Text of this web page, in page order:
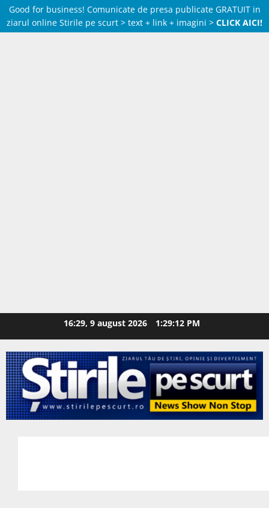
Good for business! Comunicate de presa publicate GRATUIT in
ziarul online Stirile pe scurt > text + link + imagini > CLICK AICI!
16:29, 9 august 2026 1:29:13 PM